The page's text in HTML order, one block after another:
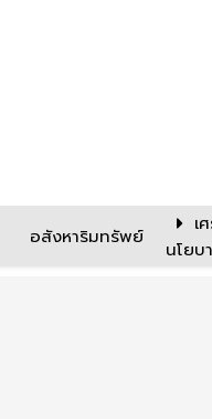
อสังหาริมทรัพย์
เ
นโยบ